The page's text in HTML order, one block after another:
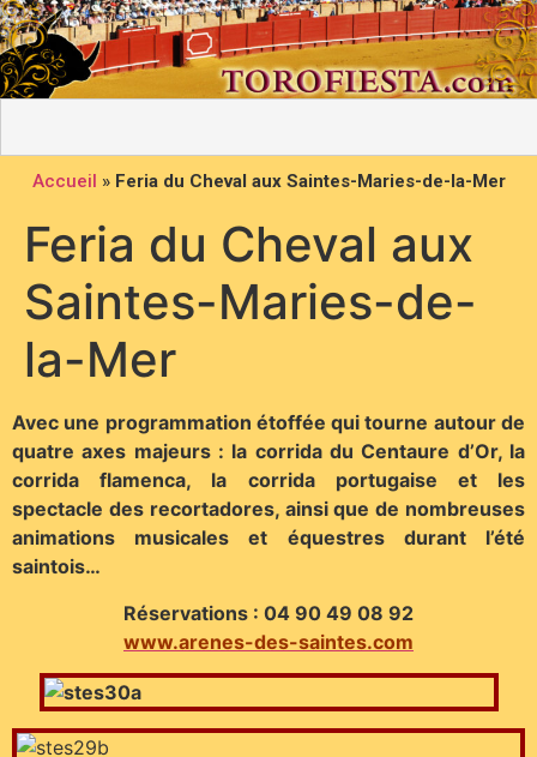
Accueil » Feria du Cheval aux Saintes-Maries-de-la-Mer
Feria du Cheval aux
Saintes-Maries-de-
la-Mer
Avec une programmation étoffée qui tourne autour de
quatre axes majeurs : la corrida du Centaure d’Or, la
corrida flamenca, la corrida portugaise et les
spectacle des recortadores, ainsi que de nombreuses
animations musicales et équestres durant l’été
saintois…
Réservations : 04 90 49 08 92
www.arenes-des-saintes.com